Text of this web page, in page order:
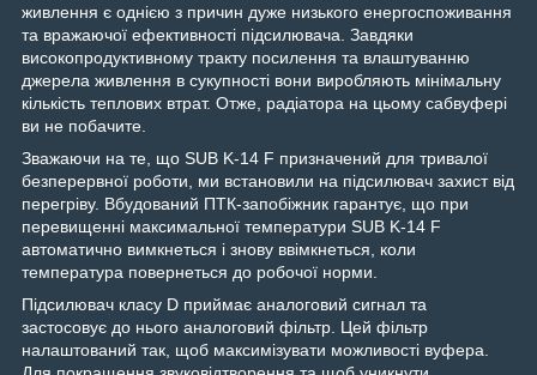
живлення є однією з причин дуже низького енергоспоживання
та вражаючої ефективності підсилювача. Завдяки
високопродуктивному тракту посилення та влаштуванню
джерела живлення в сукупності вони виробляють мінімальну
кількість теплових втрат. Отже, радіатора на цьому сабвуфері
ви не побачите.
Зважаючи на те, що SUB K-14 F призначений для тривалої
безперервної роботи, ми встановили на підсилювач захист від
перегріву. Вбудований ПТК-запобіжник гарантує, що при
перевищенні максимальної температури SUB K-14 F
автоматично вимкнеться і знову ввімкнеться, коли
температура повернеться до робочої норми.
Підсилювач класу D приймає аналоговий сигнал та
застосовує до нього аналоговий фільтр. Цей фільтр
налаштований так, щоб максимізувати можливості вуфера.